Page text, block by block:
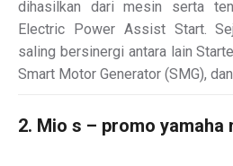
dihasilkan dari mesin serta
Electric Power Assist Start.
saling bersinergi antara lain
Smart Motor Generator (SMG),
2. Mio s – promo yamaha